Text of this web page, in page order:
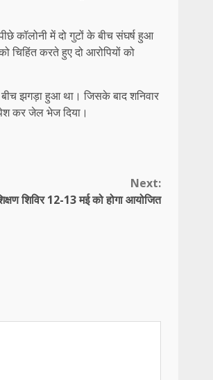
कॉलोनी में दो गुटों के बीच संघर्ष हुआ
करते हुए दो आरोपियों को
बीच झगड़ा हुआ था। जिसके बाद शनिवार
कर जेल भेज दिया।
Next:
शिविर 12-13 मई को होगा आयोजित